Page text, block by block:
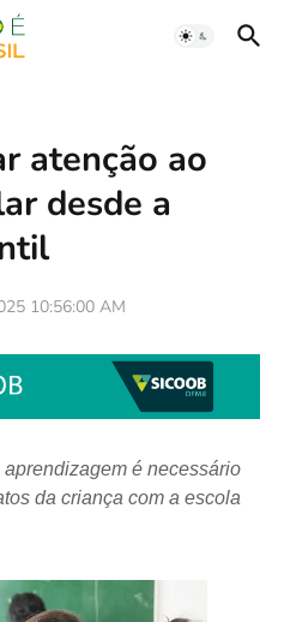
atenção ao
desde a
10:56:00 AM
é necessário
da criança com a escola